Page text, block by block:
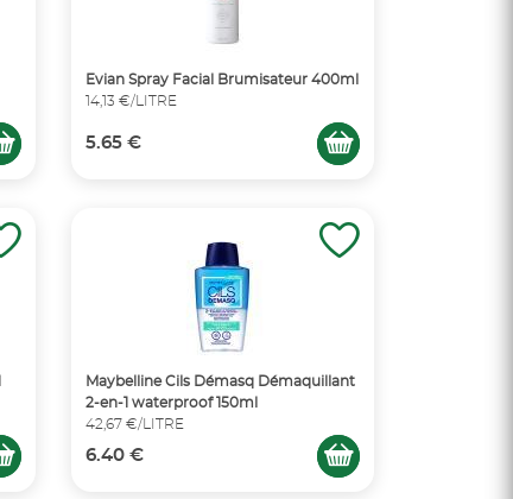
Evian Spray Facial Brumisateur 400ml
14,13 €/LITRE
5.65 €
Maybelline Cils Démasq Démaquillant
2-en-1 waterproof 150ml
42,67 €/LITRE
6.40 €